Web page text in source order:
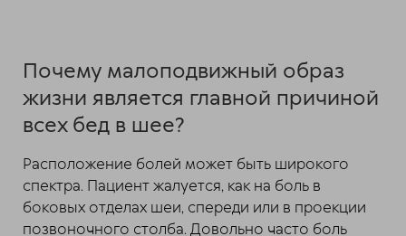
Почему малоподвижный образ
жизни является главной причиной
всех бед в шее?
Расположение болей может быть широкого
спектра. Пациент жалуется, как на боль в
боковых отделах шеи, спереди или в проекции
позвоночного столба. Довольно часто боль